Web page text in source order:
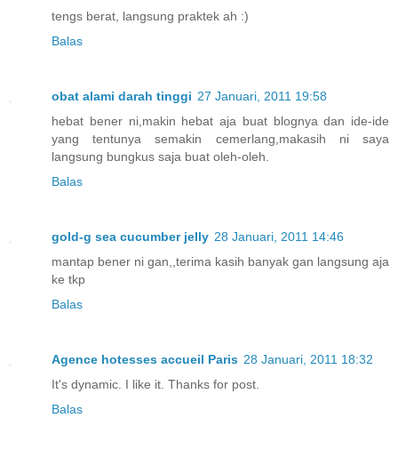
tengs berat, langsung praktek ah :)
Balas
obat alami darah tinggi 27 Januari, 2011 19:58
hebat bener ni,makin hebat aja buat blognya dan ide-ide
yang tentunya semakin cemerlang,makasih ni saya
langsung bungkus saja buat oleh-oleh.
Balas
gold-g sea cucumber jelly 28 Januari, 2011 14:46
mantap bener ni gan,,terima kasih banyak gan langsung aja
ke tkp
Balas
Agence hotesses accueil Paris 28 Januari, 2011 18:32
It's dynamic. I like it. Thanks for post.
Balas